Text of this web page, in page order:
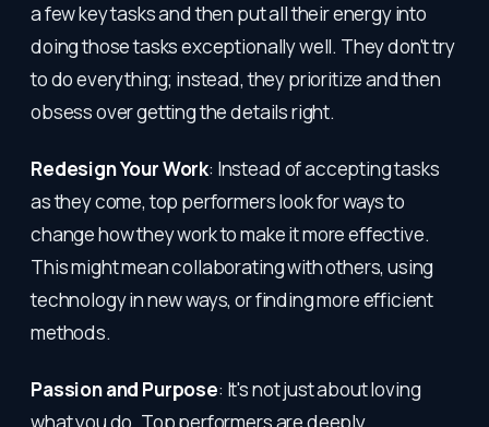
a few key tasks and then put all their energy into
doing those tasks exceptionally well. They don't try
to do everything; instead, they prioritize and then
obsess over getting the details right.
Redesign Your Work: Instead of accepting tasks
as they come, top performers look for ways to
change how they work to make it more effective.
This might mean collaborating with others, using
technology in new ways, or finding more efficient
methods.
Passion and Purpose: It's not just about loving